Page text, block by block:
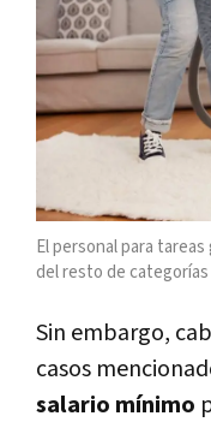
El personal para
del resto de categorías
Sin embargo,
casos
salario mínimo